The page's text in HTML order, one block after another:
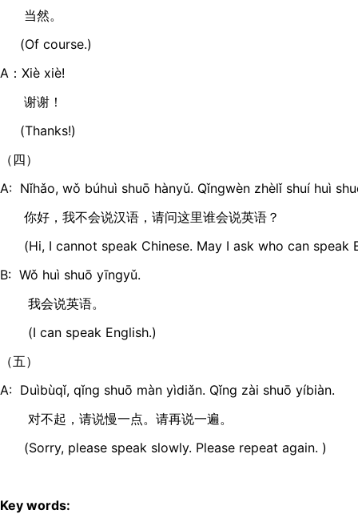
当然。
(Of course.)
A：Xiè xiè!
谢谢！
(Thanks!)
（四）
A: Nǐhǎo, wǒ búhuì shuō hànyǔ. Qǐngwèn zhèlǐ shuí huì
你好，我不会说汉语，请问这里谁会说英语？
(Hi, I cannot speak Chinese. May I ask who can speak
B: Wǒ huì shuō yīngyǔ.
我会说英语。
(I can speak English.)
（五）
A: Duìbùqǐ, qǐng shuō màn yìdiǎn. Qǐng zài shuō yíbiàn.
对不起，请说慢一点。请再说一遍。
(Sorry, please speak slowly. Please repeat again. )
Key words: